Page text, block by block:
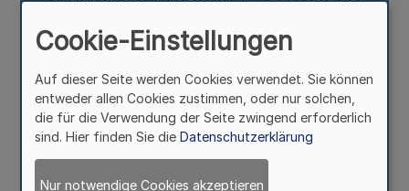
Cookie-Einstellungen
Auf dieser Seite werden Cookies verwendet. Sie können
entweder allen Cookies zustimmen, oder nur solchen,
die für die Verwendung der Seite zwingend erforderlich
sind. Hier finden Sie die Datenschutzerklärung
Nur notwendige Cookies akzeptieren